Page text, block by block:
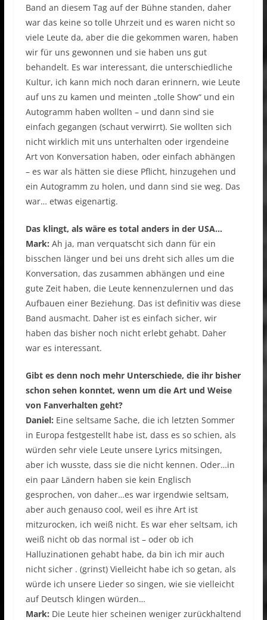
Band an diesem Tag auf der Bühne standen, daher
war das keine so tolle Uhrzeit und es waren nicht so
viele Leute da, aber die die gekommen waren, haben
wir für uns gewonnen und sie haben uns gut
behandelt. Es war interessant, die unterschiedliche
Kultur, ich kann mich noch daran erinnern, wie Leute
auf uns zu kamen und meinten „tolle Show“ und ein
Autogramm haben wollten – und dann sind sie
einfach gegangen (schaut verwirrt). Sie wollten sich
nicht wirklich mit uns unterhalten oder irgendeine
Art von Konversation haben, oder einfach abhängen
– es war als hätten sie diese Pflicht, hinzugehen und
ein Autogramm zu holen, und dann sind sie weg. Das
war… etwas eigenartig.
Das klingt, als wäre es total anders in der USA…
Mark: Ah ja, man verquatscht sich dann für ein
bisschen länger und bei uns dreht sich alles um die
Konversation, das zusammen abhängen und eine
gute Zeit haben, die Leute kennenzulernen und das
Aufbauen einer Beziehung. Das ist definitiv was diese
Band ausmacht. Daher ist es einfach sicher, wir
haben das bisher noch nicht erlebt gehabt. Daher
war es interessant.
Gibt es denn noch mehr Unterschiede, die ihr bisher
schon sehen konntet, wenn um die Art und Weise
von Fanverhalten geht?
Daniel: Eine seltsame Sache, die ich letzten Sommer
in Europa festgestellt habe ist, dass es so schien, als
würden sehr viele Leute unsere Lyrics mitsingen,
aber ich wusste, dass sie die nicht kennen. Oder…in
ein paar Ländern haben sie kein Englisch
gesprochen, von daher…es war irgendwie seltsam,
aber auch genauso cool, weil es ihre Art ist
mitzurocken, ich weiß nicht. Es war eher seltsam, ich
weiß nicht ob das normal ist – oder ob ich
Halluzinationen gehabt habe, da bin ich mir auch
nicht sicher . (grinst) Vielleicht habe ich so getan, als
würde ich unsere Lieder so singen, wie sie vielleicht
auf Deutsch klingen würden…
Mark: Die Leute hier scheinen weniger zurückhaltend